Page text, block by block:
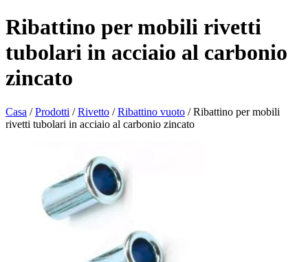
Ribattino per mobili rivetti
tubolari in acciaio al carbonio
zincato
Casa /Prodotti /Rivetto /Ribattino vuoto /Ribattino per mobili
rivetti tubolari in acciaio al carbonio zincato